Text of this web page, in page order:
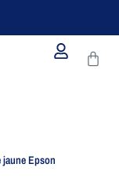
jaune Epson